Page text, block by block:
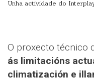
Unha actividade do
O proxecto técnico
ás limitacións
climatización e